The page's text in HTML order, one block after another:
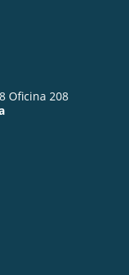
Oficina 208